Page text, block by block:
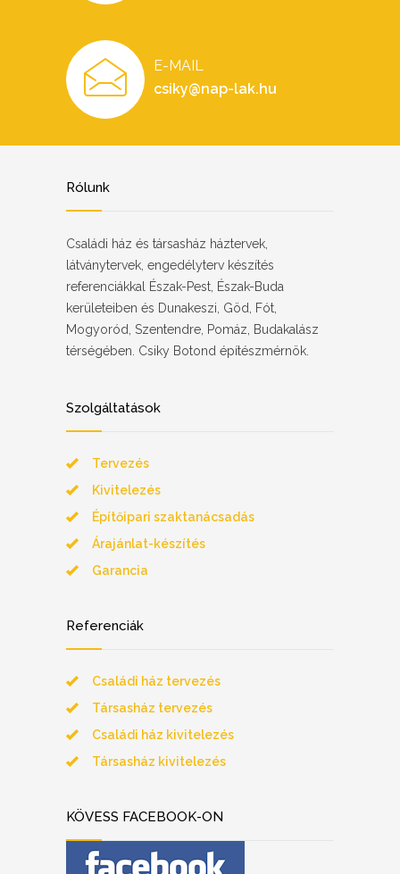
E-MAIL
csiky@nap-lak.hu
Rólunk
Családi ház és társasház háztervek,
látványtervek, engedélyterv készítés
referenciákkal Észak-Pest, Észak-Buda
kerületeiben és Dunakeszi, Göd, Fót,
Mogyoród, Szentendre, Pomáz, Budakalász
térségében. Csiky Botond építészmérnök.
Szolgáltatások
Tervezés
Kivitelezés
Építőipari szaktanácsadás
Árajánlat-készítés
Garancia
Referenciák
Családi ház tervezés
Társasház tervezés
Családi ház kivitelezés
Társasház kivitelezés
KÖVESS FACEBOOK-ON